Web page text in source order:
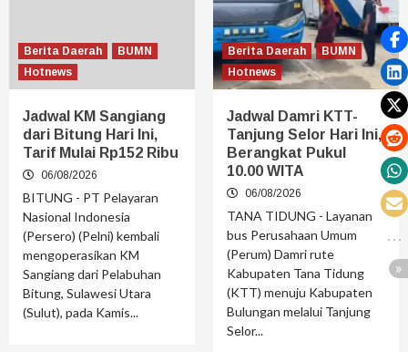
Berita Daerah
BUMN
Hotnews
Jadwal KM Sangiang
dari Bitung Hari Ini,
Tarif Mulai Rp152 Ribu
06/08/2026
BITUNG - PT Pelayaran
Nasional Indonesia
(Persero) (Pelni) kembali
mengoperasikan KM
Sangiang dari Pelabuhan
Bitung, Sulawesi Utara
(Sulut), pada Kamis...
Berita Daerah
BUMN
Hotnews
Jadwal Damri KTT-
Tanjung Selor Hari Ini,
Berangkat Pukul
10.00 WITA
06/08/2026
TANA TIDUNG - Layanan
bus Perusahaan Umum
(Perum) Damri rute
Kabupaten Tana Tidung
(KTT) menuju Kabupaten
Bulungan melalui Tanjung
Selor...